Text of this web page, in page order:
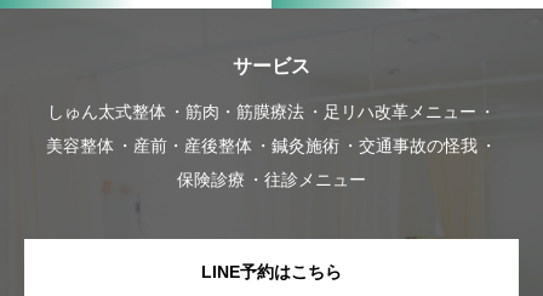
サービス
しゅん太式整体 筋肉・筋膜療法
足リハ改革メニュー
美容整体
産前・産後整体 鍼灸施術
交通事故の怪我
保険診療
往診メニュー
LINE予約はこちら